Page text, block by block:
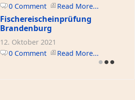
0 Comment
Read More...
Fischereischeinprüfung
Brandenburg
12. Oktober 2021
0 Comment
Read More...